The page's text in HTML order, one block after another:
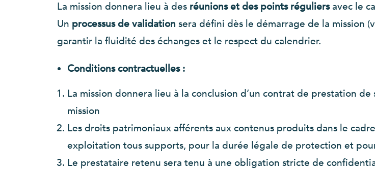
La mission donnera lieu à des réunions et des points réguliersavec le
Un processus de validation sera défini dès le démarrage de la mission
garantir la fluidité des échanges et le respect du calendrier.
Conditions contractuelles :
La mission donnera lieu à la conclusion d’un contrat de prestation
mission
Les droits patrimoniaux afférents aux contenus produits dans le
exploitation tous supports, pour la durée légale de protection et
Le prestataire retenu sera tenu à une obligation stricte de